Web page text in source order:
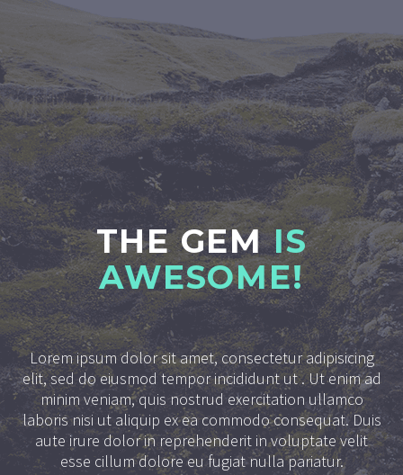
THE GEMIS
AWESOME!
Lorem ipsum dolor sit amet, consectetur adipisicing
elit, sed do eiusmod tempor incididunt ut . Ut enim ad
minim veniam, quis nostrud exercitation ullamco
laboris nisi ut aliquip ex ea commodo consequat. Duis
aute irure dolor in reprehenderit in voluptate velit
esse cillum dolore eu fugiat nulla pariatur.